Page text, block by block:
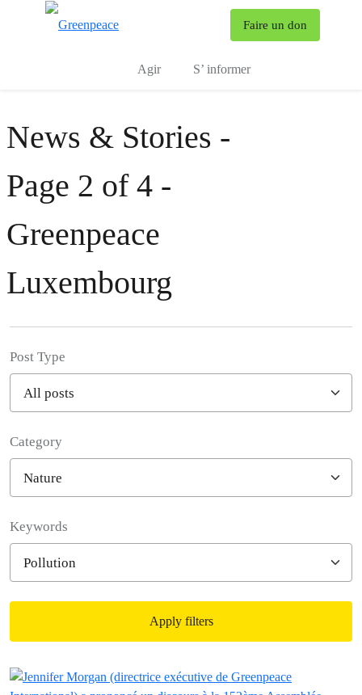
Faire un don
Agir S’ informer
News & Stories -
Page 2 of 4 -
Greenpeace
Luxembourg
Post Type
Category
Keywords
Apply filters
Filtered results